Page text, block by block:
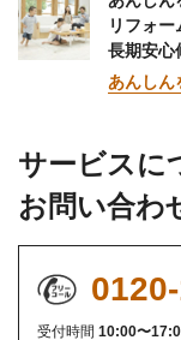
リフォ
長期安心
あんしん
サービスに
お問い合わ
受付時間 10:00〜